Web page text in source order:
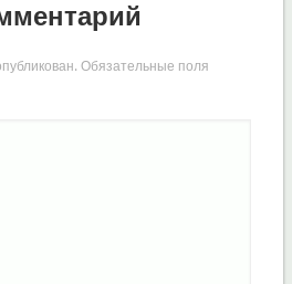
Обязательные поля